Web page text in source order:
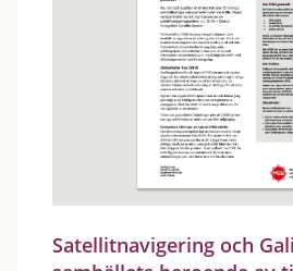
Satellitnavigering och